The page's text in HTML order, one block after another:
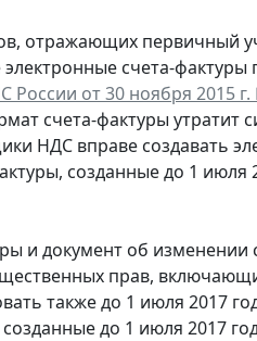
отражающих первичный
счета-
России от 30 ноября 2015
счета-фактуры утратит
НДС вправе создавать
созданные до 1 июля
и документ об изменении
прав,
также до 1 июля 2017
до 1 июля 2017